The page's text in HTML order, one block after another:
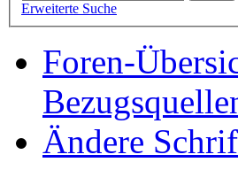
Erweiterte Suche
Foren-
Ändere